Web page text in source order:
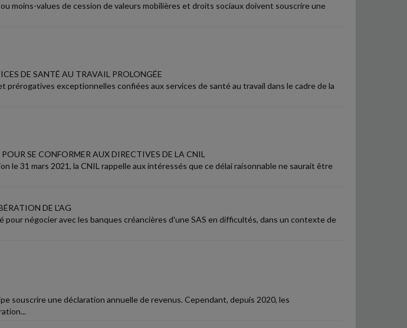
moins-values de cession de valeurs mobilières et droits sociaux doivent souscrire une
DE SANTÉ AU TRAVAIL PROLONGÉE
prérogatives exceptionnelles confiées aux services de santé au travail dans le cadre de la
SE CONFORMER AUX DIRECTIVES DE LA CNIL
le 31 mars 2021, la CNIL rappelle aux intéressés que ce délai raisonnable ne saurait être
DE L'AG
négocier avec les banques créancières d'une SAS en difficultés, dans un contexte de
souscrire une déclaration annuelle de revenus. Cependant, depuis 2020, les